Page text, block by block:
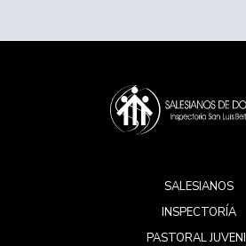
SALESIANOS
INSPECTORÍA
PASTORAL